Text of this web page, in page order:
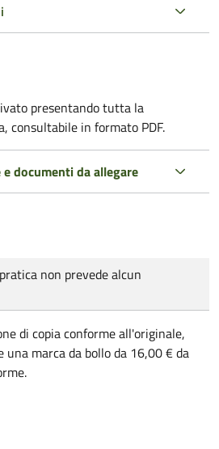
presentando tutta la
consultabile in formato PDF.
documenti da allegare
non prevede alcun
di copia conforme all'originale,
una marca da bollo da 16,00 € da